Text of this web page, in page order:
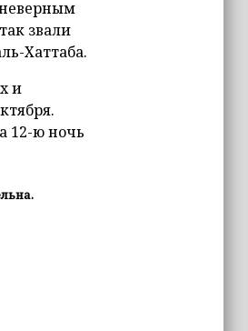
звали
Хаттаба.
и
12-ю ночь